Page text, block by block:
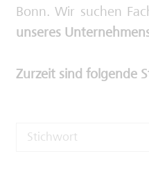
Bonn. Wir suchen
unseres
Zurzeit sind folgende